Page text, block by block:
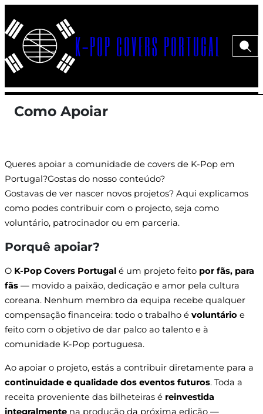
para
conteúdo
K-POP COVERS PORTUGAL Menu>
Como Apoiar
Queres apoiar a comunidade de covers de K-Pop em
Portugal?Gostas do nosso conteúdo?
Gostavas de ver nascer novos projetos? Aqui explicamos
como podes contribuir com o projecto, seja como
voluntário, patrocinador ou em parceria.
Porquê apoiar?
O K-Pop Covers Portugal é um projeto feito por fãs, para
fãs — movido a paixão, dedicação e amor pela cultura
coreana. Nenhum membro da equipa recebe qualquer
compensação financeira: todo o trabalho é voluntário e
feito com o objetivo de dar palco ao talento e à
comunidade K-Pop portuguesa.
Ao apoiar o projeto, estás a contribuir diretamente para a
continuidade e qualidade dos eventos futuros. Toda a
receita proveniente das bilheteiras é reinvestida
integralmente na produção da próxima edição —